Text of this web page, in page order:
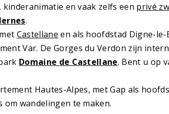
en vaak zelfs een privé
.
Castellane en als hoofdstad Digne-
Var. De Gorges du Verdon zijn
Domaine de Castellane. Bent u op
Hautes-Alpes, met Gap als
wandelingen te maken.